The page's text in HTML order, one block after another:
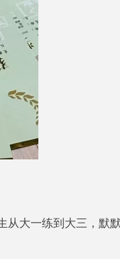
从大一练到大三，默